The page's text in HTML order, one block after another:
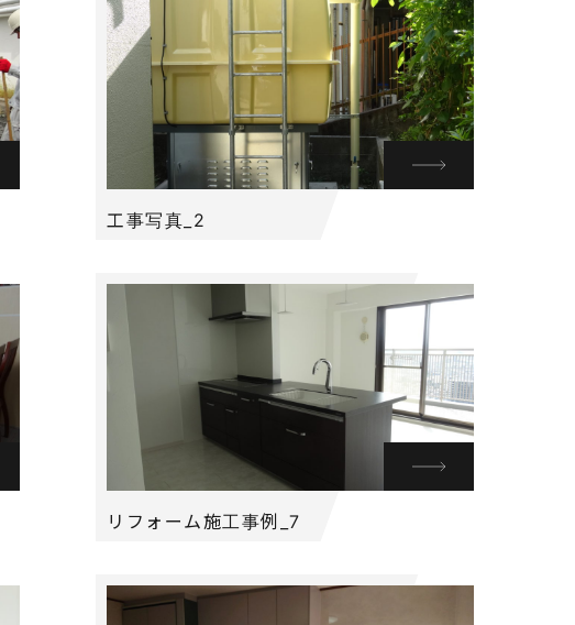
工事写真_2
リフォーム施工事例_7